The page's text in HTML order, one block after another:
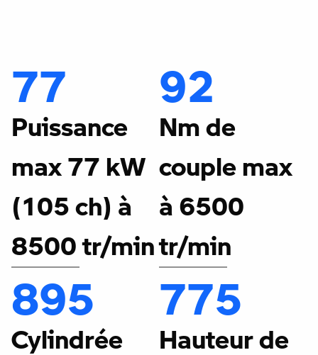
77
Puissance
max 77 kW
(105 ch) à
8500 tr/min
92
Nm de
couple max
à 6500
tr/min
895
Cylindrée
775
Hauteur de